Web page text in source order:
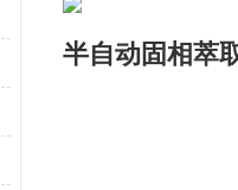
半自动固相萃